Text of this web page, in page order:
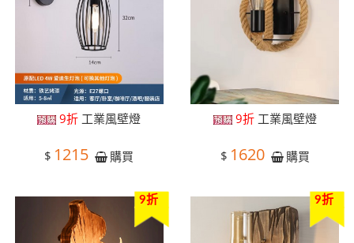
9折 工業風壁燈
$ 1215 購買
9折工業風壁燈
$ 1620 購買
9折 9折